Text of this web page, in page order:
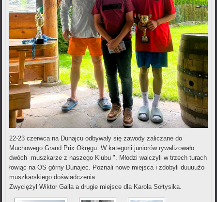
22-23 czerwca na Dunajcu odbywały się zawody zaliczane do
Muchowego Grand Prix Okręgu. W kategorii juniorów rywalizowało
dwóch muszkarze z naszego Klubu ". Młodzi walczyli w trzech turach
łowiąc na OS górny Dunajec. Poznali nowe miejsca i zdobyli duuuużo
muszkarskiego doświadczenia.
Zwyciężył Wiktor Galla a drugie miejsce dla Karola Sołtysika.